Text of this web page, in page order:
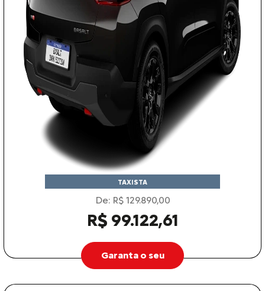
TAXISTA
De: R$ 129.890,00
R$ 99.122,61
Garanta o seu